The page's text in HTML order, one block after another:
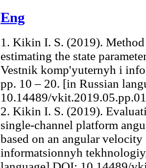
Eng
1. Kikin I. S. (2019).
estimating the state
Vestnik komp'yuternyh i
pp. 10 – 20. [in Russian
10.14489/
2. Kikin I. S. (2019).
single-channel platform
based on an angular
informatsionnyh